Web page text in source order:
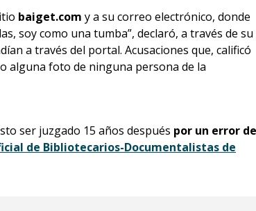
baiget.com y a su correo electrónico, donde
soy como una tumba”, declaró, a través de su
a través del portal. Acusaciones que, calificó
alguna foto de ninguna persona de la
ser juzgado 15 años después por un error
de Bibliotecarios-Documentalistas de